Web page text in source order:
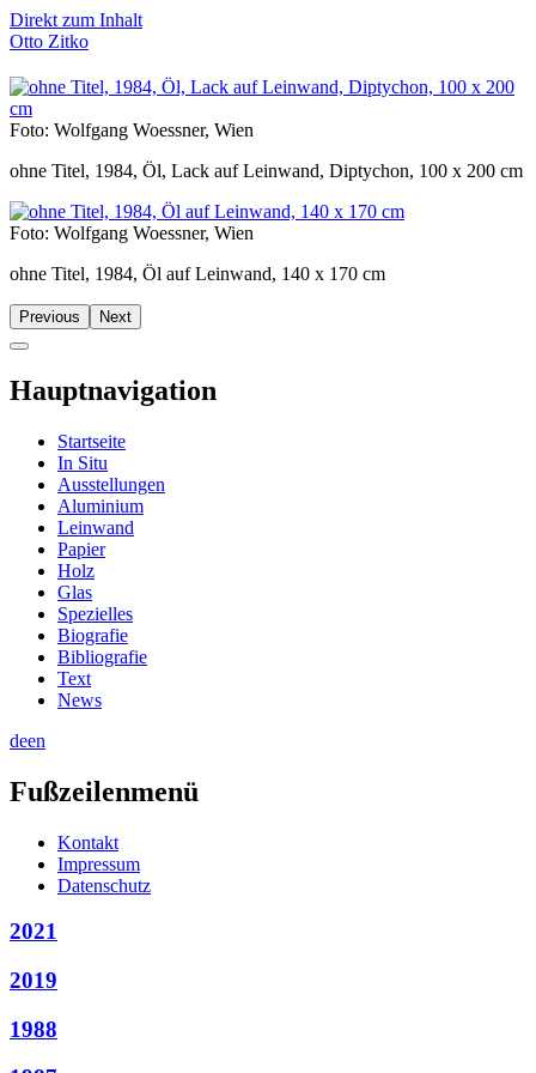
Direkt zum Inhalt
Otto Zitko
Foto: Wolfgang Woessner, Wien
ohne Titel, 1984, Öl, Lack auf Leinwand, Diptychon, 100 x 200 cm
Foto: Wolfgang Woessner, Wien
ohne Titel, 1984, Öl auf Leinwand, 140 x 170 cm
Previous Next
Hauptnavigation
Startseite
In Situ
Ausstellungen
Aluminium
Leinwand
Papier
Holz
Glas
Spezielles
Biografie
Bibliografie
Text
News
deen
Fußzeilenmenü
Kontakt
Impressum
Datenschutz
2021
2019
1988